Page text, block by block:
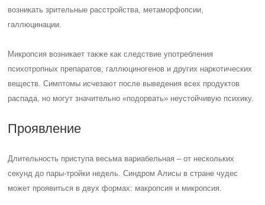
возникать зрительные расстройства, метаморфопсии,
галлюцинации.
Микропсия возникает также как следствие употребления
психотропных препаратов, галлюциногенов и других наркотических
веществ. Симптомы исчезают после выведения всех продуктов
распада, но могут значительно «подорвать» неустойчивую психику.
Проявление
Длительность приступа весьма вариабельная – от нескольких
секунд до пары-тройки недель.Синдром Алисы в стране чудес
может проявиться в двух формах: макропсия и микропсия.